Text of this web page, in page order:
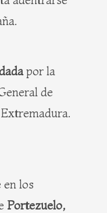
por la
de
los
Portezuelo,